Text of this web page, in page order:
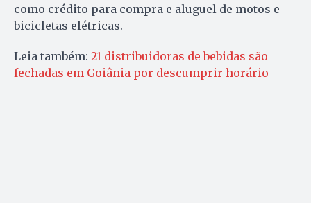
como crédito para compra e aluguel de motos e
bicicletas elétricas.
Leia também: 21 distribuidoras de bebidas são
fechadas em Goiânia por descumprir horário